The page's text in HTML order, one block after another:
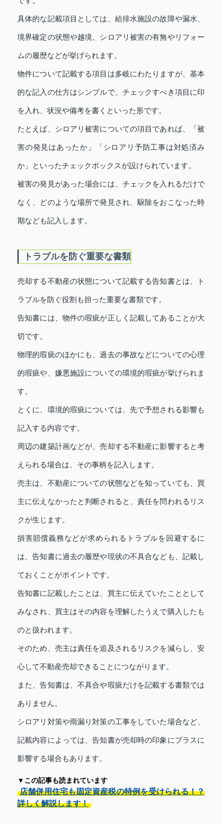
具体的な記載項目としては、給排水施設の故障や漏水、
境界確定の状態や越境、シロアリ被害の有無やリフォー
ムの履歴などが挙げられます。
物件について記載する項目は多岐にわたりますが、基本
的な記入の仕方はシンプルで、チェックすべき項目に印
を入れ、状況や備考を書くといった形です。
たとえば、シロアリ被害についての項目であれば、「被
害の発見はあったか」「シロアリ予防工事は対処済み
か」といったチェックボックスが設けられています。
被害の発見があった場合には、チェックを入れるだけで
なく、どのような場所で発見され、駆除をおこなった時
期なども記入します。
トラブルを防ぐ重要な書類
売却する不動産の状態について記載する告知書とは、ト
ラブルを防ぐ役割も担った重要な書類です。
告知書には、物件の瑕疵が正しく記載してあることが大
切です。
物理的瑕疵のほかにも、過去の事故などについての心理
的瑕疵や、嫌悪施設についての環境的瑕疵が挙げられま
す。
とくに、環境的瑕疵については、先で予想される影響も
記入する内容です。
周辺の建築計画などが、売却する不動産に影響すると考
えられる場合は、その事柄を記入します。
売主は、不動産についての状態などを知っていても、買
主に伝えなかったと判断されると、責任を問われるリス
クが生じます。
損害賠償義務などが求められるトラブルを回避するに
は、告知書に過去の履歴や現状の不具合なども、記載し
ておくことがポイントです。
告知書に記載したことは、買主に伝えていたこととして
みなされ、買主はその内容を理解したうえで購入したも
のと扱われます。
そのため、売主は責任を追及されるリスクを減らし、安
心して不動産売却できることにつながります。
また、告知書は、不具合や瑕疵だけを記載する書類では
ありません。
シロアリ対策や雨漏り対策の工事をしていた場合など、
記載内容によっては、告知書が売却時の印象にプラスに
影響する場合もあります。
▼この記事も読まれています
店舗併用住宅も固定資産税の特例を受けられる！？
詳しく解説します！